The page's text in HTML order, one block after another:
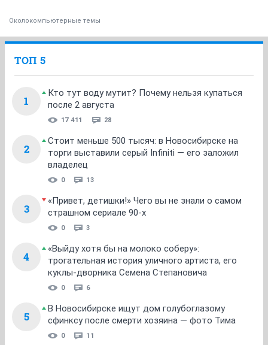
Околокомпьютерные темы
ТОП 5
1
Кто тут воду мутит? Почему нельзя купаться
после 2 августа
17 411 28
2
Стоит меньше 500 тысяч: в Новосибирске на
торги выставили серый Infiniti — его заложил
владелец
0 13
3
«Привет, детишки!» Чего вы не знали о самом
страшном сериале 90-х
0 3
4
«Выйду хотя бы на молоко соберу»:
трогательная история уличного артиста, его
куклы-дворника Семена Степановича
0 6
5
В Новосибирске ищут дом голубоглазому
сфинксу после смерти хозяина — фото Тима
0 11